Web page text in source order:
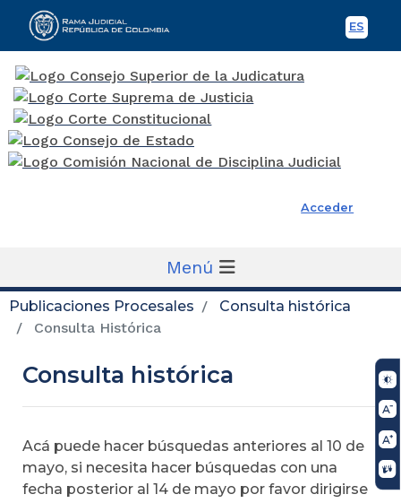
ES
Rama Judicial
Acceder
Menú
Publicaciones Procesales
Consulta histórica
Consulta Histórica
Consulta histórica
Acá puede hacer búsquedas anteriores al 10 de
mayo, si necesita hacer búsquedas con una
fecha posterior al 14 de mayo por favor dirigirse